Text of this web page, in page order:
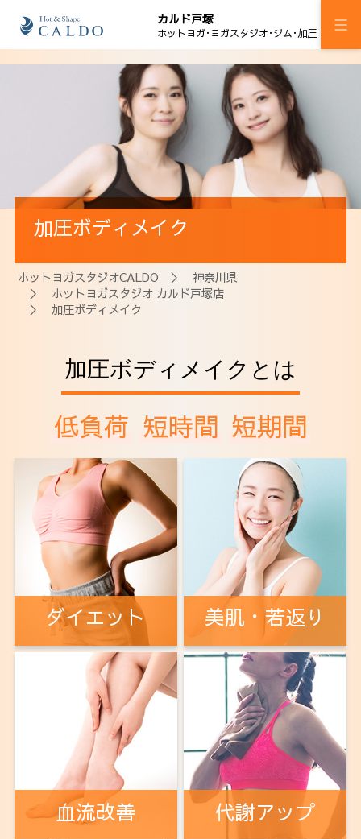
カルド戸塚
ホットヨガ･ヨガスタジオ･ジム･加圧
スケジュール
ジム
加圧ボディメイク
料金
ウェルチケ
アクセス
加圧ボディメイク
ホットヨガスタジオCALDO ＞神奈川県
＞ ホットヨガスタジオ カルド戸塚店
＞ 加圧ボディメイク
加圧ボディメイクとは
低負荷 短時間 短期間
ダイエット 美肌・若返り
血流改善 代謝アップ